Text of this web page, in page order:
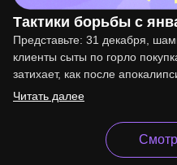
Тактики борьбы с
Представьте: 31 декабря,
клиенты сыты по горло
затихает, как после
Читать далее